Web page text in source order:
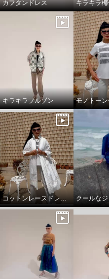
カフタンドレス
キラキラブルゾン
コットンレースドレスコート